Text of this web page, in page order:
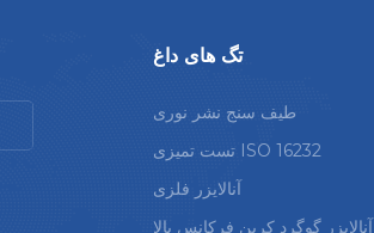
تگ های داغ
طیف سنج نشر نوری
تست تمیزی ISO 16232
آنالایزر فلزی
آنالایزر گوگرد کربن فرکانس بالا